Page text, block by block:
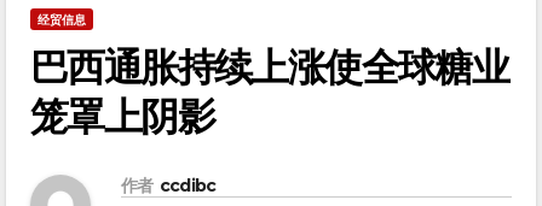
经贸信息
巴西通胀持续上涨使全球糖业
笼罩上阴影
作者 ccdibc